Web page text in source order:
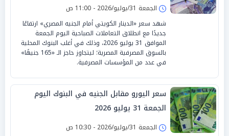
الجمعة 31/يوليو/2026 - 11:00 ص
شهد سعر «الدينار الكويتي أمام الجنيه المصري» ارتفاعًا
جديدًا مع انطلاق التعاملات الصباحية اليوم الجمعة
الموافق 31 يوليو 2026، وذلك في أغلب البنوك المحلية
بالسوق المصرفية المصرية؛ ليتجاوز حاجز الـ «165 جنيهًا»
في عدد من المؤسسات المصرفية.
سعر اليورو مقابل الجنيه في البنوك اليوم
الجمعة 31 يوليو 2026
الجمعة 31/يوليو/2026 - 10:30 ص